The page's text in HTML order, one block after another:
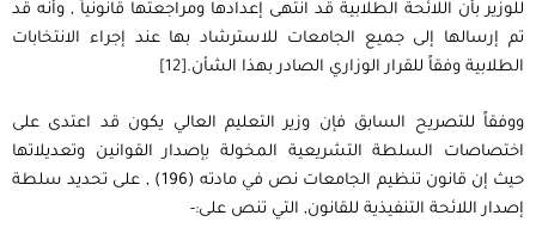
للوزير بأن اللائحة الطلابية قد انتهى إعدادها ومراجعتها قانونياً , وأنه قد
تم إرسالها إلى جميع الجامعات للاسترشاد بها عند إجراء الانتخابات
الطلابية وفقاً للقرار الوزاري الصادر بهذا الشأن.[12]
ووفقاً للتصريح السابق فإن وزير التعليم العالي يكون قد اعتدى على
اختصاصات السلطة التشريعية المخولة بإصدار القوانين وتعديلاتها
حيث إن قانون تنظيم الجامعات نص في مادته (196) , على تحديد سلطة
إصدار اللائحة التنفيذية للقانون, التي تنص على:-